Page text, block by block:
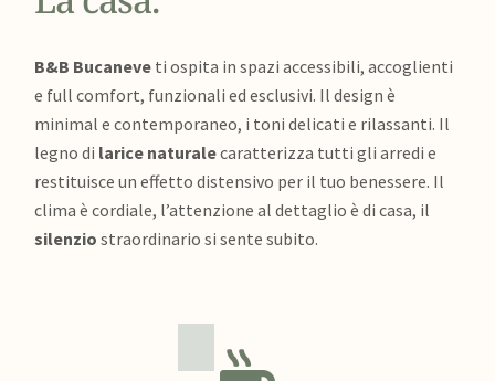
B&B Bucaneve ti ospita in spazi accessibili, accoglienti
e full comfort, funzionali ed esclusivi. Il design è
minimal e contemporaneo, i toni delicati e rilassanti. Il
legno di larice naturalecaratterizza tutti gli arredi e
restituisce un effetto distensivo per il tuo benessere. Il
clima è cordiale, l’attenzione al dettaglio è di casa, il
silenzio straordinario si sente subito.